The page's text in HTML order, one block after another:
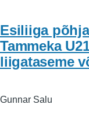
Esiliiga
Tammeka
liigataseme
Gunnar Salu